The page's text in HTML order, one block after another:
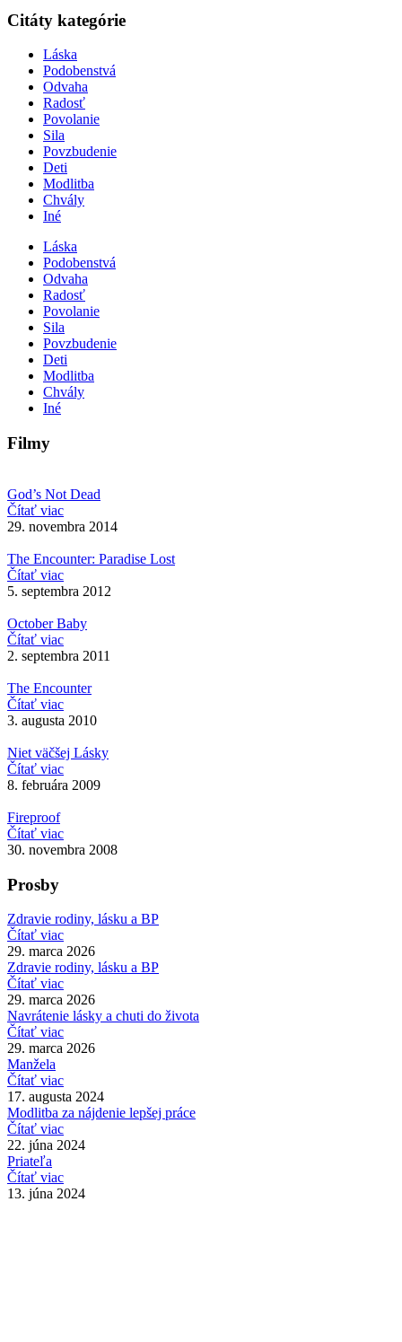
Citáty kategórie
Láska
Podobenstvá
Odvaha
Radosť
Povolanie
Sila
Povzbudenie
Deti
Modlitba
Chvály
Iné
Láska
Podobenstvá
Odvaha
Radosť
Povolanie
Sila
Povzbudenie
Deti
Modlitba
Chvály
Iné
Filmy
God’s Not Dead
Čítať viac
29. novembra 2014
The Encounter: Paradise Lost
Čítať viac
5. septembra 2012
October Baby
Čítať viac
2. septembra 2011
The Encounter
Čítať viac
3. augusta 2010
Niet väčšej Lásky
Čítať viac
8. februára 2009
Fireproof
Čítať viac
30. novembra 2008
Prosby
Zdravie rodiny, lásku a BP
Čítať viac
29. marca 2026
Zdravie rodiny, lásku a BP
Čítať viac
29. marca 2026
Navrátenie lásky a chuti do života
Čítať viac
29. marca 2026
Manžela
Čítať viac
17. augusta 2024
Modlitba za nájdenie lepšej práce
Čítať viac
22. júna 2024
Priateľa
Čítať viac
13. júna 2024